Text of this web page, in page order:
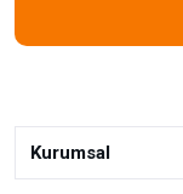
Kurumsal